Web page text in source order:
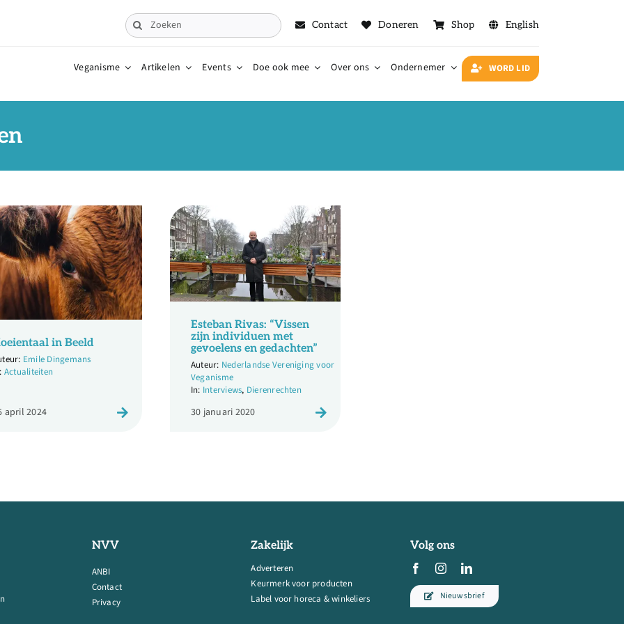
Zoeken
naar:
Contact Doneren Shop English
Veganisme Artikelen Events Doe ook mee Over ons Ondernemer WORD LID
in Beeld
Emile Dingemans
Actualiteiten
april 2024
Esteban Rivas: “Vissen
zijn individuen met
gevoelens en gedachten”
Nederlandse Vereniging voor
Veganisme
Interviews, Dierenrechten
30 januari 2020
NVV
ANBI
Contact
Privacy
Zakelijk
Adverteren
Keurmerk voor producten
Label voor horeca & winkeliers
Volg ons
Nieuwsbrief